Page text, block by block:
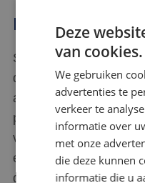
Medical & fire
Steeds meer
dat gediplomeerde
aanwezig zijn bij
panden. Ook
een brandwacht
doel heeft Scorpions
Deze
van cookies.
We gebruiken
advertenties te
verkeer te
informatie over
met onze
die deze kunnen
informatie die u